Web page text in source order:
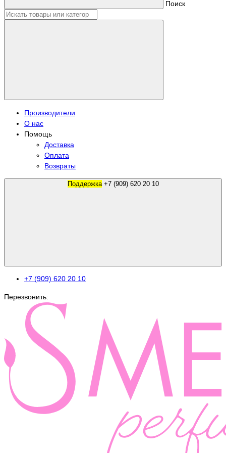
Поиск
Производители
О нас
Помощь
Доставка
Оплата
Возвраты
Поддержка +7 (909) 620 20 10
+7 (909) 620 20 10
Перезвонить: